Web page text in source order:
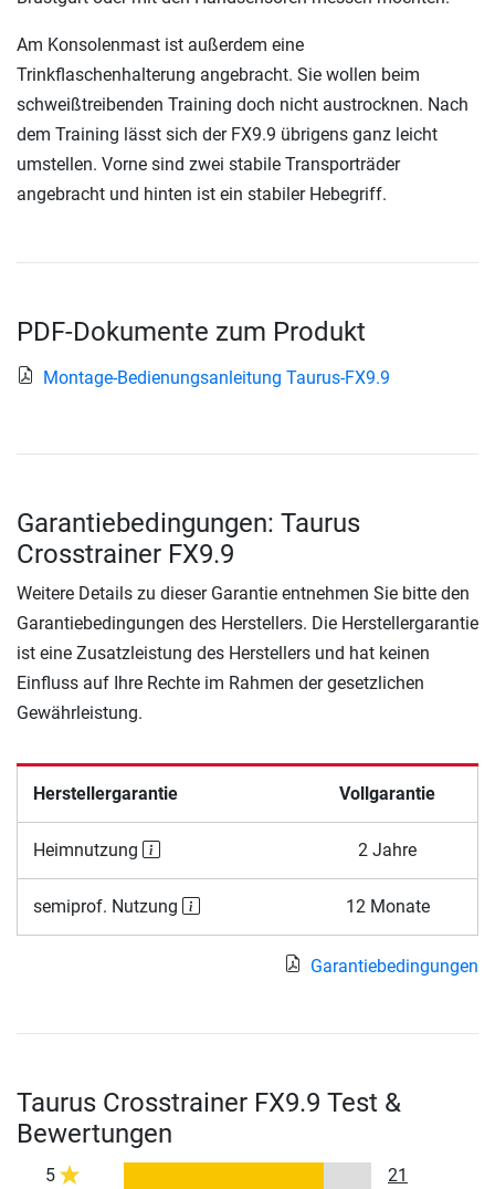
Am Konsolenmast ist außerdem eine
Trinkflaschenhalterung angebracht. Sie wollen beim
schweißtreibenden Training doch nicht austrocknen. Nach
dem Training lässt sich der FX9.9 übrigens ganz leicht
umstellen. Vorne sind zwei stabile Transporträder
angebracht und hinten ist ein stabiler Hebegriff.
PDF-Dokumente zum Produkt
Montage-Bedienungsanleitung Taurus-FX9.9
Garantiebedingungen: Taurus
Crosstrainer FX9.9
Weitere Details zu dieser Garantie entnehmen Sie bitte den
Garantiebedingungen des Herstellers. Die Herstellergarantie
ist eine Zusatzleistung des Herstellers und hat keinen
Einfluss auf Ihre Rechte im Rahmen der gesetzlichen
Gewährleistung.
Herstellergarantie Vollgarantie
Heimnutzung 2 Jahre
semiprof. Nutzung 12 Monate
Garantiebedingungen
Taurus Crosstrainer FX9.9 Test &
Bewertungen
5 21